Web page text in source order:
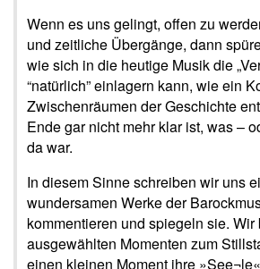
Wenn es uns gelingt, offen zu
und zeitliche Übergänge, dann
wie sich in die heutige Musik die
“natürlich” einlagern kann, wie ein
Zwischenräumen der Geschichte
Ende gar nicht mehr klar ist, was –
da war.
In diesem Sinne schreiben wir uns
wundersamen Werke der
kommentieren und spiegeln sie. Wir
ausgewählten Momenten zum
einen kleinen Moment ihre